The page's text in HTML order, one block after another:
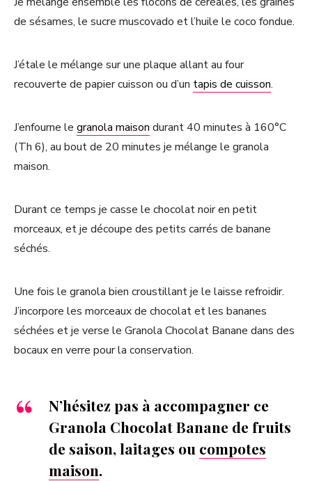
de sésames, le sucre muscovado et l’huile le coco fondue.
J’étale le mélange sur une plaque allant au four
recouverte de papier cuisson ou d’un tapis de cuisson.
J’enfourne le granola maison durant 40 minutes à 160°C
(Th 6), au bout de 20 minutes je mélange le granola
maison.
Durant ce temps je casse le chocolat noir en petit
morceaux, et je découpe des petits carrés de banane
séchés.
Une fois le granola bien croustillant je le laisse refroidir.
J’incorpore les morceaux de chocolat et les bananes
séchées et je verse le Granola Chocolat Banane dans des
bocaux en verre pour la conservation.
N’hésitez pas à accompagner ce
Granola Chocolat Banane de fruits
de saison, laitages ou compotes
maison.